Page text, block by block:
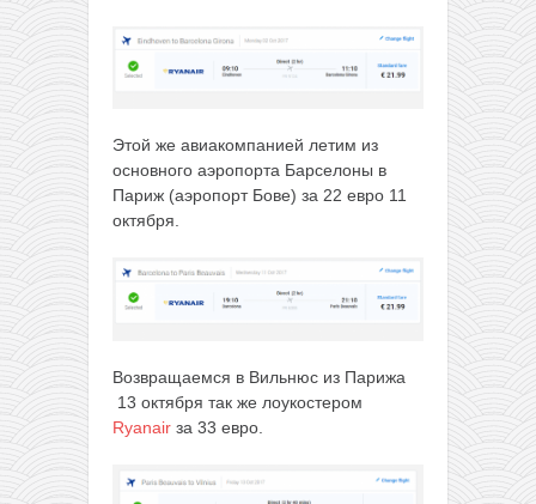
Этой же авиакомпанией летим из
основного аэропорта Барселоны в
Париж (аэропорт Бове) за 22 евро 11
октября.
Возвращаемся в Вильнюс из Парижа
13 октября так же лоукостером
Ryanair за 33 евро.